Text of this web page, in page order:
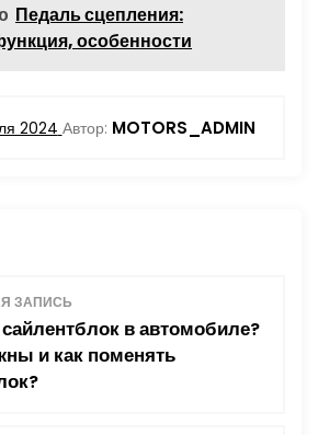
Педаль сцепления:
особенности
2024 Автор: MOTORS_ADMIN
ЗАПИСЬ
в автомобиле?
и как поменять